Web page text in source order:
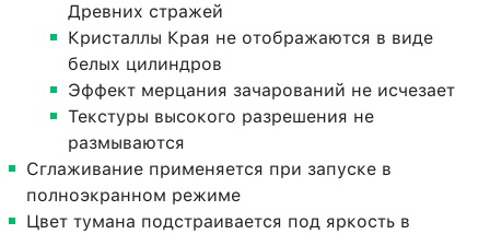
Древних стражей
Кристаллы Края не отображаются в виде
белых цилиндров
Эффект мерцания зачарований не исчезает
Текстуры высокого разрешения не
размываются
Сглаживание применяется при запуске в
полноэкранном режиме
Цвет тумана подстраивается под яркость в